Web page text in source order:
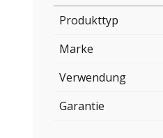
Produkttyp
Marke
Verwendung
Garantie